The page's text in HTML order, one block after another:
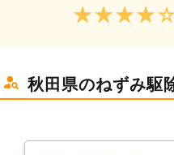
秋田県のねずみ駆